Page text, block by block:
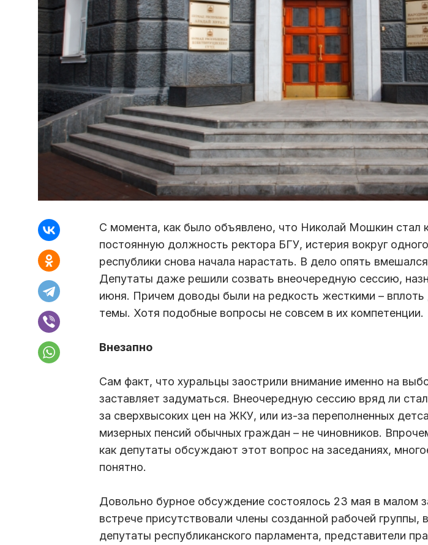
С момента, как было объявлено, что Николай Мошкин стал
постоянную должность ректора БГУ, истерия вокруг
республики снова начала нарастать. В дело опять
Депутаты даже решили созвать внеочередную сессию,
июня. Причем доводы были на редкость жесткими – вплоть
темы. Хотя подобные вопросы не совсем в их компетенции.
Внезапно
Сам факт, что хуральцы заострили внимание именно на
заставляет задуматься. Внеочередную сессию вряд ли
за сверхвысоких цен на ЖКУ, или из-за переполненных
мизерных пенсий обычных граждан – не чиновников.
как депутаты обсуждают этот вопрос на заседаниях,
понятно.
Довольно бурное обсуждение состоялось 23 мая в малом
встрече присутствовали члены созданной рабочей группы,
депутаты республиканского парламента, представители